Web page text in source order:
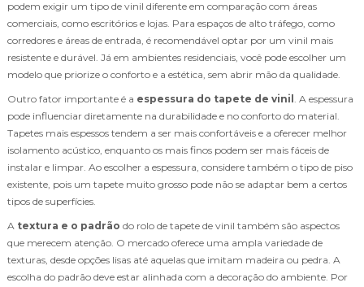
podem exigir um tipo de vinil diferente em comparação com áreas
comerciais, como escritórios e lojas. Para espaços de alto tráfego, como
corredores e áreas de entrada, é recomendável optar por um vinil mais
resistente e durável. Já em ambientes residenciais, você pode escolher um
modelo que priorize o conforto e a estética, sem abrir mão da qualidade.
Outro fator importante é a espessura do tapete de vinil . A espessura
pode influenciar diretamente na durabilidade e no conforto do material.
Tapetes mais espessos tendem a ser mais confortáveis e a oferecer melhor
isolamento acústico, enquanto os mais finos podem ser mais fáceis de
instalar e limpar. Ao escolher a espessura, considere também o tipo de piso
existente, pois um tapete muito grosso pode não se adaptar bem a certos
tipos de superfícies.
A textura e o padrão do rolo de tapete de vinil também são aspectos
que merecem atenção. O mercado oferece uma ampla variedade de
texturas, desde opções lisas até aquelas que imitam madeira ou pedra. A
escolha do padrão deve estar alinhada com a decoração do ambiente. Por